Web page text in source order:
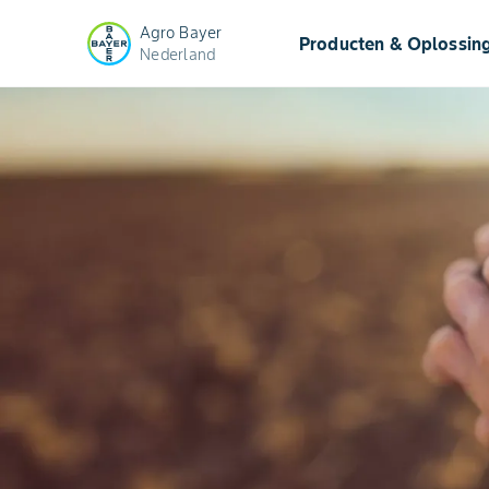
Agro Bayer
Nederland
Producten &